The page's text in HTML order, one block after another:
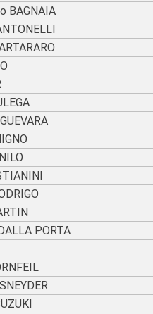
BAGNAIA
PORTA